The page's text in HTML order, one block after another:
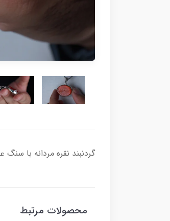
گردنبند نقره مردانه با سنگ عقیق سرخ، رکاب از نقره
محصولات مرتبط